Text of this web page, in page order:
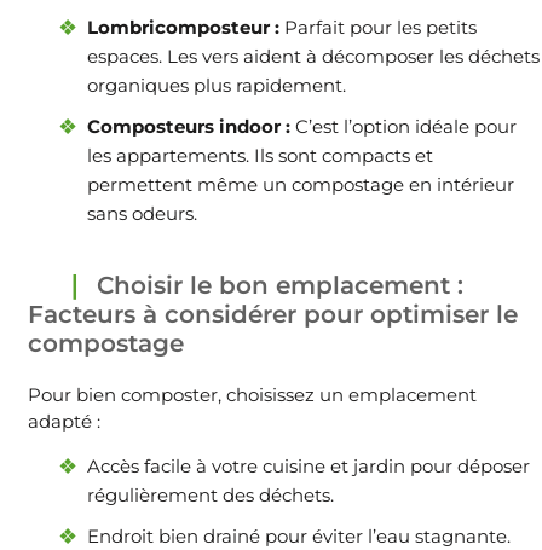
Lombricomposteur : Parfait pour les petits
espaces. Les vers aident à décomposer les déchets
organiques plus rapidement.
Composteurs indoor : C’est l’option idéale pour
les appartements. Ils sont compacts et
permettent même un compostage en intérieur
sans odeurs.
Choisir le bon emplacement :
Facteurs à considérer pour optimiser le
compostage
Pour bien composter, choisissez un emplacement
adapté :
Accès facile à votre cuisine et jardin pour déposer
régulièrement des déchets.
Endroit bien drainé pour éviter l’eau stagnante.